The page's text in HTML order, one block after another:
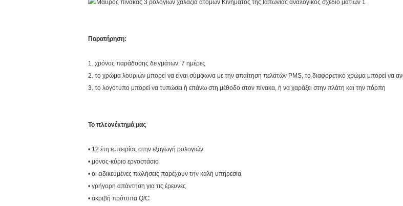
Παρατήρηση:
1. χρόνος παράδοσης δειγμάτων: 7 ημέρες
2. το χρώμα λουριών μπορεί να είναι σύμφωνα με την απαίτηση πελατών PMS, το διαφορετικό χρώμα μπορεί να
3. το λογότυπο μπορεί να τυπώσει ή επάνω στη μέθοδο στον πίνακα, ή να χαράξει στην πλάτη και την πόρπη
Το πλεονέκτημά μας
• 12 έτη εμπειρίας στην εξαγωγή ρολογιών
• μόνος-κύριο εργοστάσιο
• οι ειδικευμένες πωλήσεις παρέχουν την καλή υπηρεσία
• γρήγορη απάντηση για τις έρευνες
• ακριβή πρότυπα Q/C